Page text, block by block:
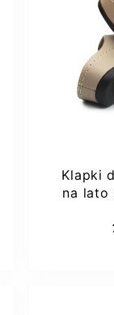
37,5
Klapki
na lato